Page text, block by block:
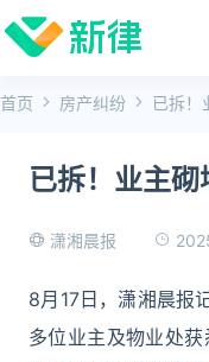
首页 房产纠纷 已拆！
已拆！业主
潇湘晨报
8月17日，潇湘晨报
多位业主及物业处